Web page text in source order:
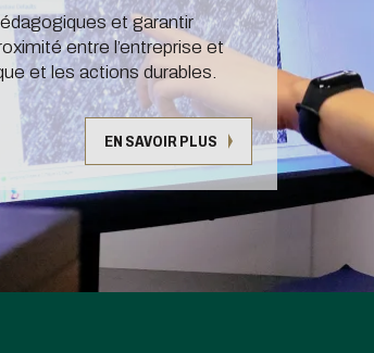
nos élèves en
nos Ingénieurs Diplômés
nos Doctorants
taxe
et garantir
entre l’entreprise et
et les actions durables.
EN SAVOIR PLUS